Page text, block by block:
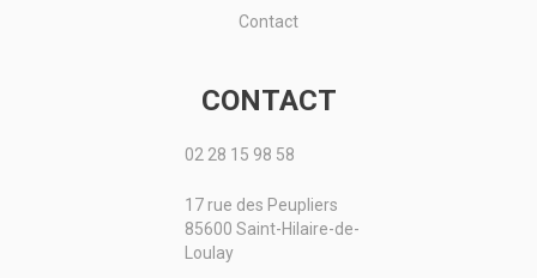
Contact
CONTACT
02 28 15 98 58
17 rue des Peupliers
85600 Saint-Hilaire-de-
Loulay